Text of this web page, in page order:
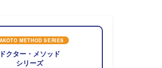
METHOD SERIES
ドクター・メソッド
シリーズ